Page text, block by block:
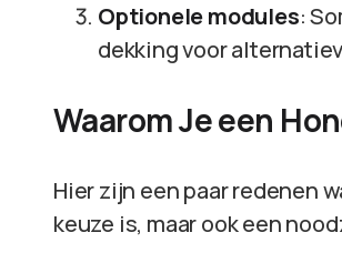
Optionele modules:
dekking voor
Waarom Je een
Hier zijn een paar redenen
keuze is, maar ook een